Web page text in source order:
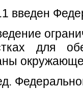
введен
для